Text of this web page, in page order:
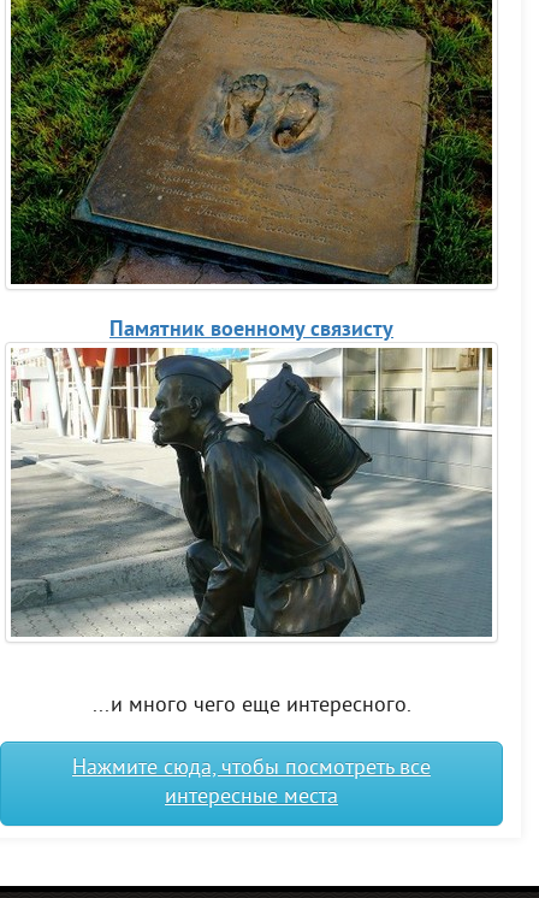
Памятник военному связисту
...и много чего еще интересного.
Нажмите сюда, чтобы посмотреть все
интересные места